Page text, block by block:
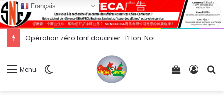
Menu
Voir
Français